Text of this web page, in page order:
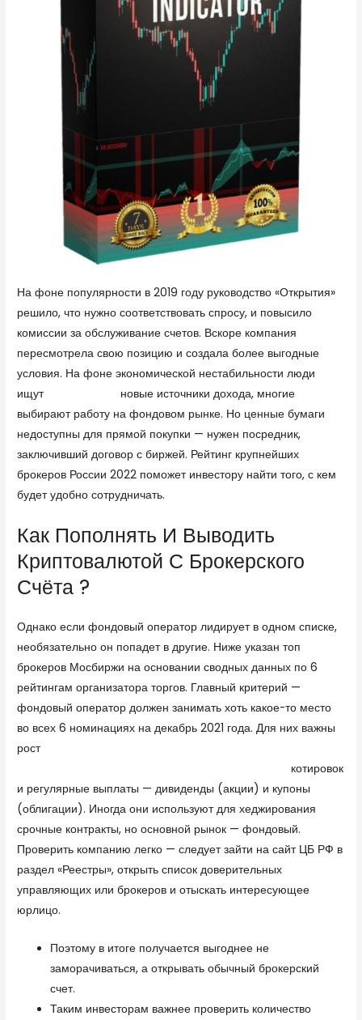
На фоне популярности в 2019 году руководство «Открытия»
решило, что нужно соответствовать спросу, и повысило
комиссии за обслуживание счетов. Вскоре компания
пересмотрела свою позицию и создала более выгодные
условия. На фоне экономической нестабильности люди
ищут
новые источники дохода, многие
выбирают работу на фондовом рынке. Но ценные бумаги
недоступны для прямой покупки — нужен посредник,
заключивший договор с биржей. Рейтинг крупнейших
брокеров России 2022 поможет инвестору найти того, с кем
будет удобно сотрудничать.
Как Пополнять И Выводить
Криптовалютой С Брокерского
Счёта ?
Однако если фондовый оператор лидирует в одном списке,
необязательно он попадет в другие. Ниже указан топ
брокеров Мосбиржи на основании сводных данных по 6
рейтингам организатора торгов. Главный критерий —
фондовый оператор должен занимать хоть какое-то место
во всех 6 номинациях на декабрь 2021 года. Для них важны
рост
котировок
и регулярные выплаты — дивиденды (акции) и купоны
(облигации). Иногда они используют для хеджирования
срочные контракты, но основной рынок — фондовый.
Проверить компанию легко — следует зайти на сайт ЦБ РФ в
раздел «Реестры», открыть список доверительных
управляющих или брокеров и отыскать интересующее
юрлицо.
Поэтому в итоге получается выгоднее не
заморачиваться, а открывать обычный брокерский
счет.
Таким инвесторам важнее проверить количество